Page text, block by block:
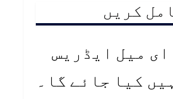
کریں
ای میل ایڈریس
کیا جائے گا۔